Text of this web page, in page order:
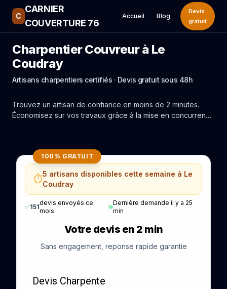
C
CARNIER
COUVERTURE 76
Accueil Blog
Devis
gratuit
Charpentier Couvreur à Le
Coudray
Artisans charpentiers certifiés · Devis gratuit sous 48h
Trouvez un artisan de confiance en moins de 2 minutes.
Économisez sur vos travaux grâce à la mise en concurrence
100% GRATUIT
⏱️5 artisans disponibles cette semaine à Le
Coudray
✅151
devis envoyés ce
mois
|
Dernière demande il y a 25
min
Votre devis en 2 min
Sans engagement, reponse rapide garantie
Devis Charpente